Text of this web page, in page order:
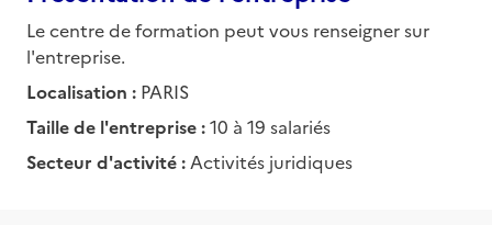
Le centre de formation peut vous renseigner sur
l'entreprise.
Localisation : PARIS
Taille de l'entreprise :10 à 19 salariés
Secteur d'activité : Activités juridiques